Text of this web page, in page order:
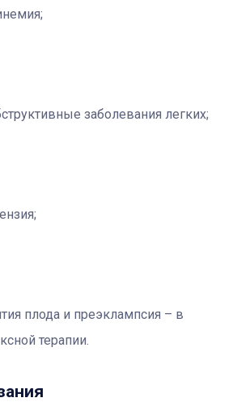
заболевания легких;
плода и преэклампсия – в
терапии.